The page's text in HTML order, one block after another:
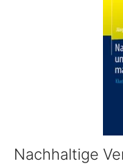
Nachhaltige